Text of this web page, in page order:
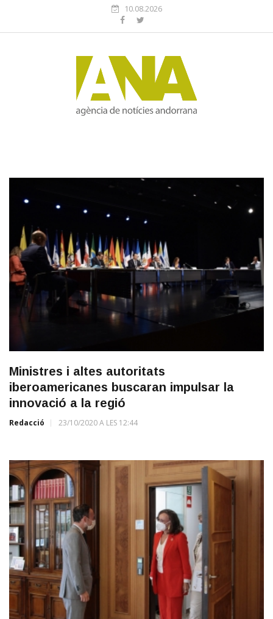
10.08.2026
Ministres i altes autoritats
iberoamericanes buscaran impulsar la
innovació a la regió
Redacció 23/10/2020 A LES 12:44